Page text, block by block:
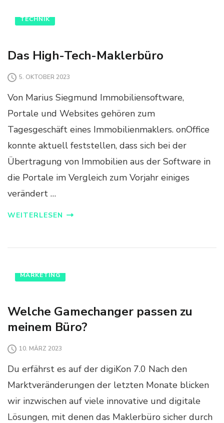
TECHNIK
Das High-Tech-Maklerbüro
5. OKTOBER 2023
Von Marius Siegmund Immobiliensoftware,
Portale und Websites gehören zum
Tagesgeschäft eines Immobilienmaklers. onOffice
konnte aktuell feststellen, dass sich bei der
Übertragung von Immobilien aus der Software in
die Portale im Vergleich zum Vorjahr einiges
verändert …
WEITERLESEN
MARKETING
Welche Gamechanger passen zu
meinem Büro?
10. MÄRZ 2023
Du erfährst es auf der digiKon 7.0 Nach den
Marktveränderungen der letzten Monate blicken
wir inzwischen auf viele innovative und digitale
Lösungen, mit denen das Maklerbüro sicher durch